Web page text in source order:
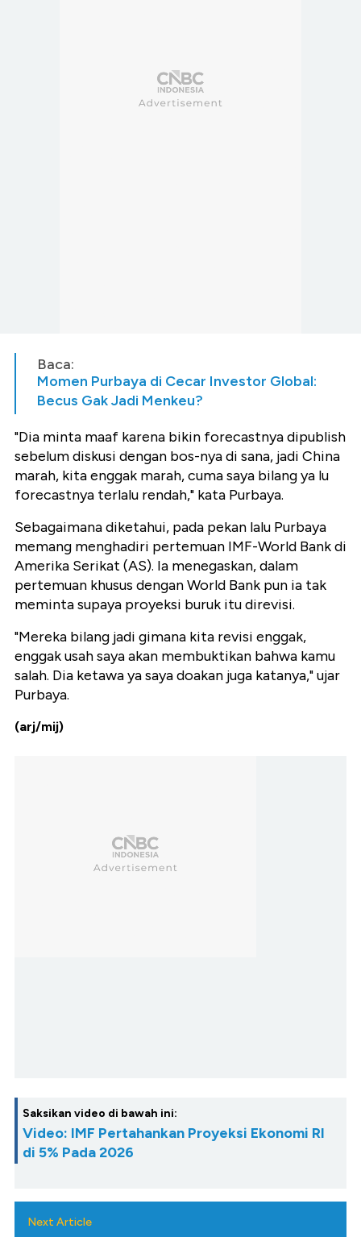
Baca:
Momen Purbaya di Cecar Investor Global:
Becus Gak Jadi Menkeu?
"Dia minta maaf karena bikin forecastnya dipublish
sebelum diskusi dengan bos-nya di sana, jadi China
marah, kita enggak marah, cuma saya bilang ya lu
forecastnya terlalu rendah," kata Purbaya.
Sebagaimana diketahui, pada pekan lalu Purbaya
memang menghadiri pertemuan IMF-World Bank di
Amerika Serikat (AS). Ia menegaskan, dalam
pertemuan khusus dengan World Bank pun ia tak
meminta supaya proyeksi buruk itu direvisi.
"Mereka bilang jadi gimana kita revisi enggak,
enggak usah saya akan membuktikan bahwa kamu
salah. Dia ketawa ya saya doakan juga katanya," ujar
Purbaya.
(arj/mij)
Saksikan video di bawah ini:
Video: IMF Pertahankan Proyeksi Ekonomi RI
di 5% Pada 2026
Next Article